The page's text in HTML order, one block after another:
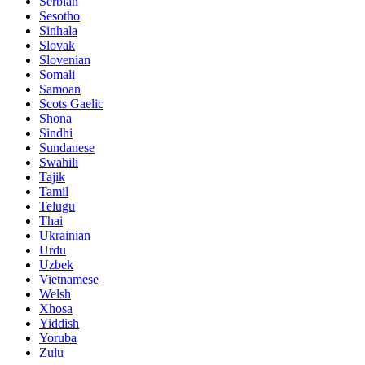
Sesotho
Sinhala
Slovak
Slovenian
Somali
Samoan
Scots Gaelic
Shona
Sindhi
Sundanese
Swahili
Tajik
Tamil
Telugu
Thai
Ukrainian
Urdu
Uzbek
Vietnamese
Welsh
Xhosa
Yiddish
Yoruba
Zulu